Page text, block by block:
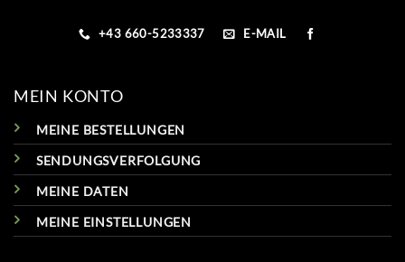
+43 660-5233337 E-MAIL
MEIN KONTO
MEINE BESTELLUNGEN
SENDUNGSVERFOLGUNG
MEINE DATEN
MEINE EINSTELLUNGEN